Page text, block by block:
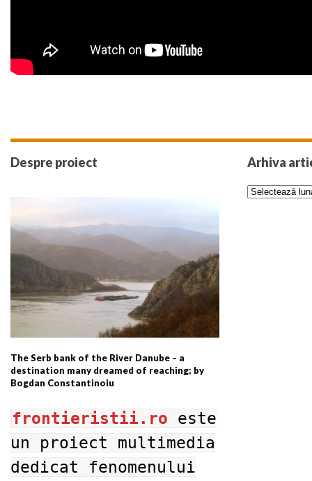
Despre proiect
The Serb bank of the River Danube – a
destination many dreamed of reaching; by
Bogdan Constantinoiu
frontieristii.ro este
un proiect multimedia
dedicat fenomenului
Arhiva